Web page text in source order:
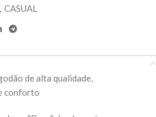
, CASUAL
de alta qualidade,
conforto